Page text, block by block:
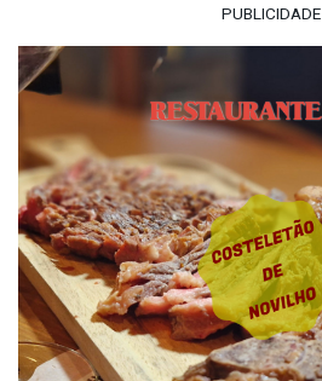
PUBLICIDADE